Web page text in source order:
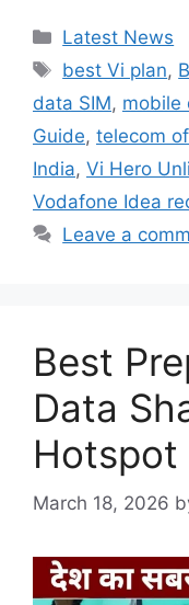
Categories
Latest News
Tags
best Vi plan,
data SIM, mobile
Guide, telecom
India, Vi Hero
Vodafone Idea
Leave a
Best
Data
Hotspot
March 18, 2026